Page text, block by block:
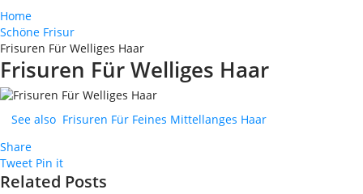
Home
Schöne Frisur
Frisuren Für Welliges Haar
Frisuren Für Welliges Haar
See also Frisuren Für Feines Mittellanges Haar
Share
Tweet Pin it
Related Posts